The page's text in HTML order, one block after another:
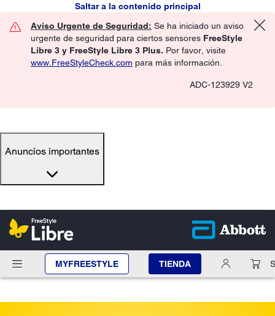
Saltar a la contenido principal
Aviso Urgente de Seguridad: Se ha iniciado un aviso
urgente de seguridad para ciertos sensores FreeStyle
Libre 3 y FreeStyle Libre 3 Plus. Por favor, visite
www.FreeStyleCheck.com para más información.
ADC-123929 V2
Anuncios importantes
MYFREESTYLE TIENDA